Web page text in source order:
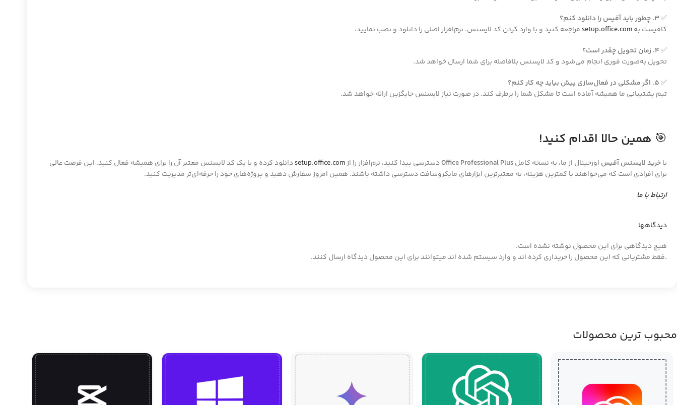
✅۳. چطور باید آفیس را دانلود کنم؟
کافیست بهsetup.office.comمراجعه کنید و با وارد کردن کد لایسنس، نرم‌افزار اصلی را دانلود و نصب نمایید.
✅۴. زمان تحویل چقدر است؟
تحویل به‌صورت فوری انجام می‌شود و کد لایسنس بلافاصله برای شما ارسال خواهد شد.
✅۵. اگر مشکلی در فعال‌سازی پیش بیاید چه کار کنم؟
تیم پشتیبانی ما همیشه آماده است تا مشکل شما را برطرف کند. در صورت نیاز لایسنس جایگزین ارائه خواهد شد.
🎯 همین حالا اقدام کنید!
باخرید لایسنس آفیس اورجینال از ما، به نسخه کاملOffice Professional Plusدسترسی پیدا کنید، نرم‌افزار را ازsetup.office.comدانلود کرده و با یک کد لایسنس معتبر آن را برای همیشه فعال کنید. این فرصت عالی
برای افرادی است که می‌خواهند با کمترین هزینه، به معتبرترین ابزارهای مایکروسافت دسترسی داشته باشند. همین امروز سفارش دهید و پروژه‌های خود را حرفه‌ای‌تر مدیریت کنید.
ارتباط با ما
دیدگاهها
هیچ دیدگاهی برای این محصول نوشته نشده است.
.فقط مشتریانی که این محصول را خریداری کرده اند و وارد سیستم شده اند میتوانند برای این محصول دیدگاه ارسال کنند.
محبوب ترین محصولات